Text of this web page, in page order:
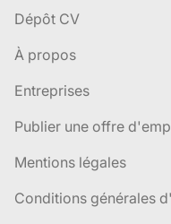
Dépôt CV
À propos
Entreprises
Publier une offre
Mentions légales
Conditions générales